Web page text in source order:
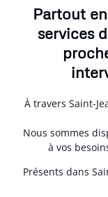
Partout
services
À travers Saint-
Nous sommes
à vos
Présents dans